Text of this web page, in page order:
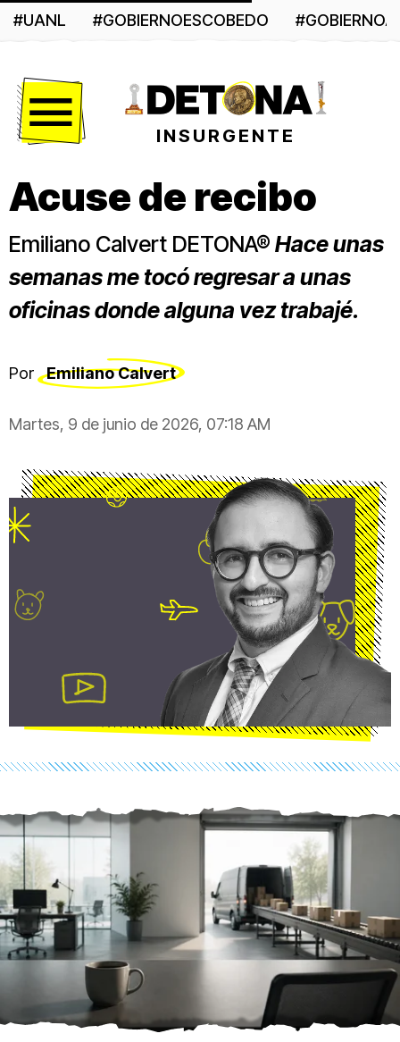
#UANL #GOBIERNOESCOBEDO
INSURGENTE
Acuse de recibo
Emiliano Calvert DETONA® Hace unas
semanas me tocó regresar a unas
oficinas donde alguna vez trabajé.
Por Emiliano Calvert
Martes, 9 de junio de 2026, 07:18 AM